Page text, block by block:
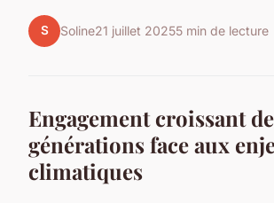
S Soline21 juillet 20255 min de lecture
Engagement croissant
générations face aux
climatiques